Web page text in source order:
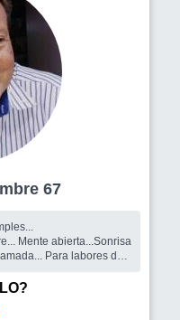
Hombre 67
Mente abierta...Sonrisa